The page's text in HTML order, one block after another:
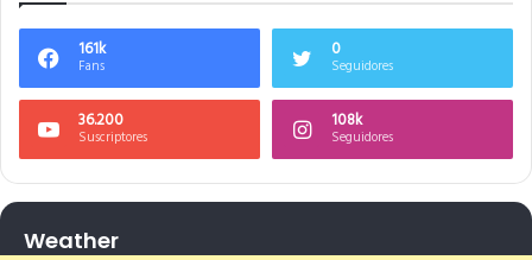
161k
Fans
0
Seguidores
36.200
Suscriptores
108k
Seguidores
Weather